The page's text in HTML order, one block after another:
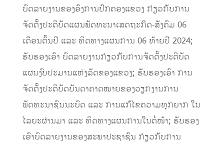
ບົດລາຍງານຂອງອົງການປົກຄອງແຂວງ ກ່ຽວກັບການ
ຈັດຕັ້ງປະຕິບັດແຜນພັດທະນາເສດຖະກິດ-ສັງຄົມ 06
ເດືອນຕົ້ນປີ ແລະ ທິດທາງແຜນການ 06 ທ້າຍປີ 2024;
ຮັບຮອງເອົາ ບົດລາຍງານກ່ຽວກັບການຈັດຕັ້ງປະຕິບັດ
ແຜນງົບປະມານແຫ່ງລັດຂອງແຂວງ; ຮັບຮອງເອົາ ການ
ຈັດຕັ້ງປະຕິບັດບັນດາຄາດໝາຍຂອງວຽກງານການ
ພັດທະນາຊົນນະບົດ ແລະ ການແກ້ໄຂຄວາມທຸກຍາກ ໃນ
ໄລຍະຜ່ານມາ ແລະ ທິດທາງແຜນການໃນຕໍ່ໜ້າ; ຮັບຮອງ
ເອົາບົດລາຍງານຂອງສະພາປະຊາຊົນ ກ່ຽວກັບການ